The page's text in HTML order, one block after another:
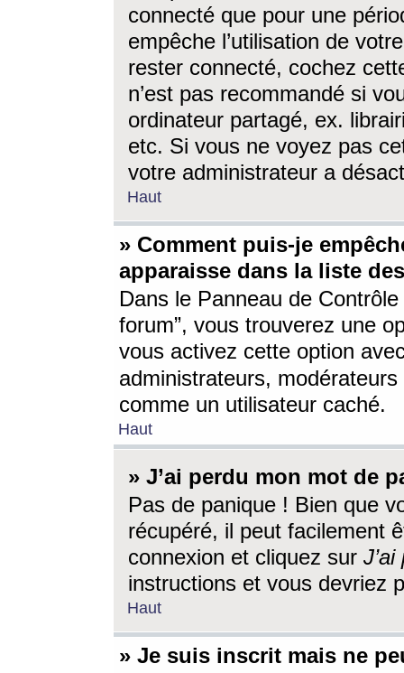
connecté que pour une
empêche l’utilisation de
rester connecté, cochez
n’est pas recommandé si
ordinateur partagé, ex.
etc. Si vous ne voyez pas
votre administrateur a
Haut
» Comment puis-je
apparaisse dans la liste
Dans le Panneau de
forum”, vous trouverez une
vous activez cette option
administrateurs,
comme un utilisateur caché.
Haut
» J’ai perdu mon mot de
Pas de panique ! Bien que
récupéré, il peut facilement
connexion et cliquez sur
instructions et vous devriez
Haut
» Je suis inscrit mais ne